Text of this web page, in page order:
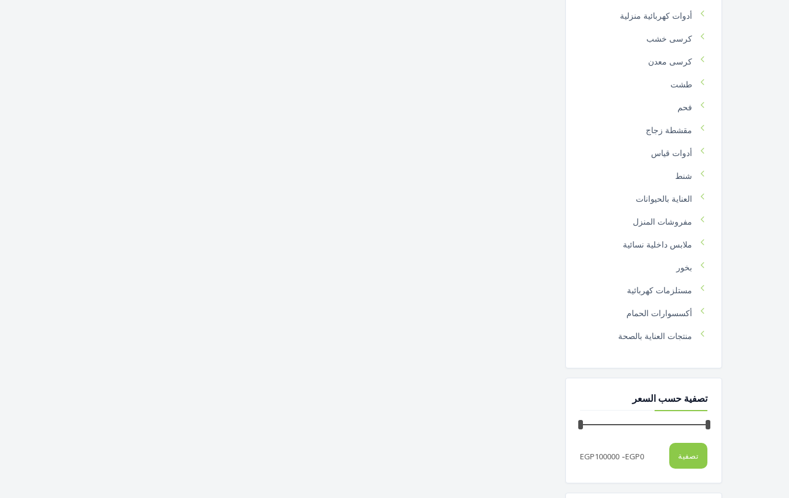
أدوات كهربائية منزلية
كرسى خشب
كرسى معدن
طشت
فحم
مقشطة زجاج
أدوات قياس
شنط
العناية بالحيوانات
مفروشات المنزل
ملابس داخلية نسائية
بخور
مستلزمات كهربائية
أكسسوارات الحمام
منتجات العناية بالصحة
كشاف
ألعاب
ليف مواعين
شباشب
تصفية حسب السعر
تصفية EGP0
-
EGP100000